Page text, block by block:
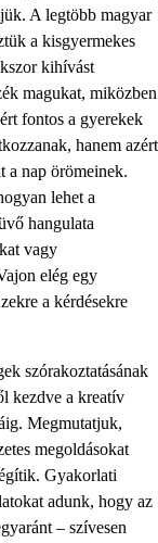
A legtöbb magyar
a kisgyermekes
kihívást
magukat, miközben
fontos a gyerekek
hanem azért
a nap örömeinek.
lehet a
hangulata
vagy
elég egy
a kérdésekre
szórakoztatásának
kezdve a kreatív
Megmutatjuk,
megoldásokat
Gyakorlati
adunk, hogy az
– szívesen